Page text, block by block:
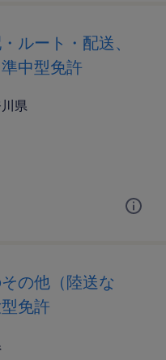
ルート・配送、
中型免許
県
の他（陸送な
免許